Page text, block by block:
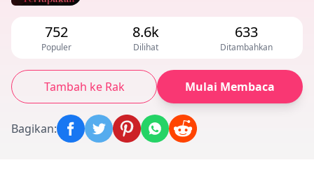
752
Populer
8.6k
Dilihat
633
Ditambahkan
Tambah ke Rak Mulai Membaca
Bagikan: